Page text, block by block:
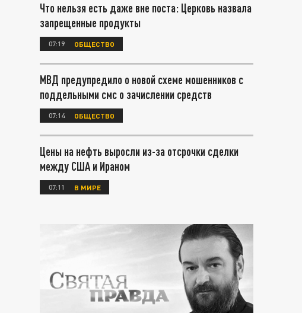
Что нельзя есть даже вне поста: Церковь назвала
запрещенные продукты
07:19 ОБЩЕСТВО
МВД предупредило о новой схеме мошенников с
поддельными смс о зачислении средств
07:14 ОБЩЕСТВО
Цены на нефть выросли из-за отсрочки сделки
между США и Ираном
07:11 В МИРЕ